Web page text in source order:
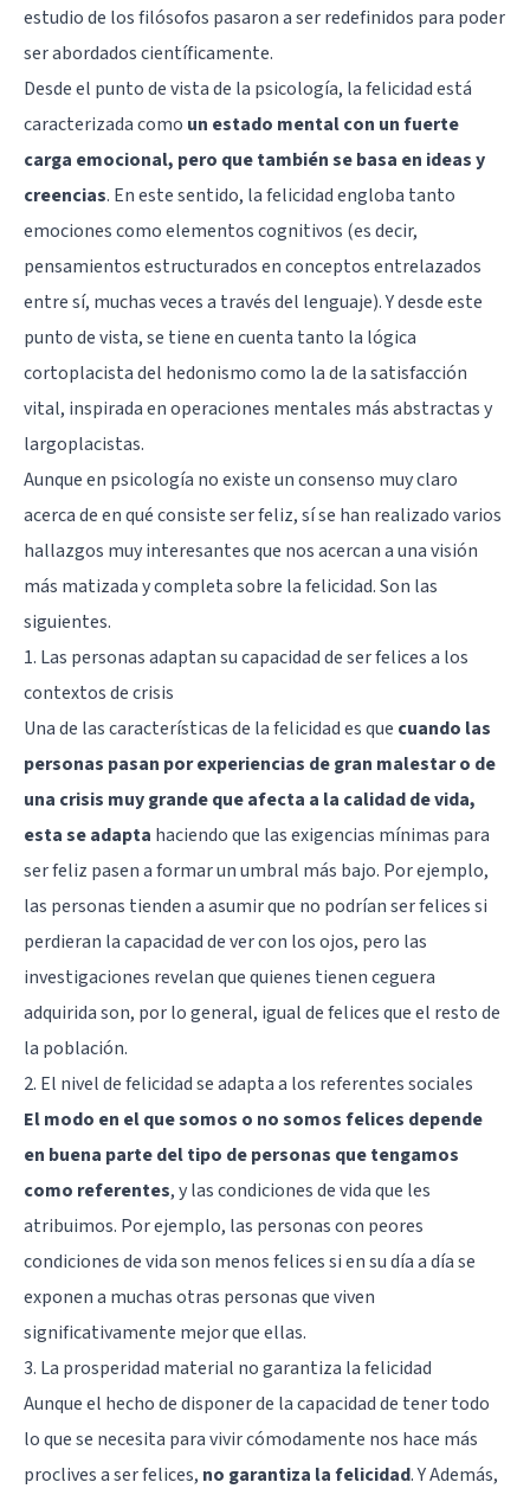
estudio de los filósofos pasaron a ser redefinidos para poder
ser abordados científicamente.
Desde el punto de vista de la psicología, la felicidad está
caracterizada como un estado mental con un fuerte
carga emocional, pero que también se basa en ideas y
creencias. En este sentido, la felicidad engloba tanto
emociones como elementos cognitivos (es decir,
pensamientos estructurados en conceptos entrelazados
entre sí, muchas veces a través del lenguaje). Y desde este
punto de vista, se tiene en cuenta tanto la lógica
cortoplacista del hedonismo como la de la satisfacción
vital, inspirada en operaciones mentales más abstractas y
largoplacistas.
Aunque en psicología no existe un consenso muy claro
acerca de en qué consiste ser feliz, sí se han realizado varios
hallazgos muy interesantes que nos acercan a una visión
más matizada y completa sobre la felicidad. Son las
siguientes.
1. Las personas adaptan su capacidad de ser felices a los
contextos de crisis
Una de las características de la felicidad es que cuando las
personas pasan por experiencias de gran malestar o de
una crisis muy grande que afecta a la calidad de vida,
esta se adapta haciendo que las exigencias mínimas para
ser feliz pasen a formar un umbral más bajo. Por ejemplo,
las personas tienden a asumir que no podrían ser felices si
perdieran la capacidad de ver con los ojos, pero las
investigaciones revelan que quienes tienen ceguera
adquirida son, por lo general, igual de felices que el resto de
la población.
2. El nivel de felicidad se adapta a los referentes sociales
El modo en el que somos o no somos felices depende
en buena parte del tipo de personas que tengamos
como referentes, y las condiciones de vida que les
atribuimos. Por ejemplo, las personas con peores
condiciones de vida son menos felices si en su día a día se
exponen a muchas otras personas que viven
significativamente mejor que ellas.
3. La prosperidad material no garantiza la felicidad
Aunque el hecho de disponer de la capacidad de tener todo
lo que se necesita para vivir cómodamente nos hace más
proclives a ser felices, no garantiza la felicidad. Y Además,